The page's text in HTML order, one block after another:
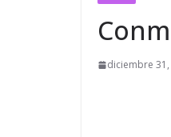
diciembre 31,